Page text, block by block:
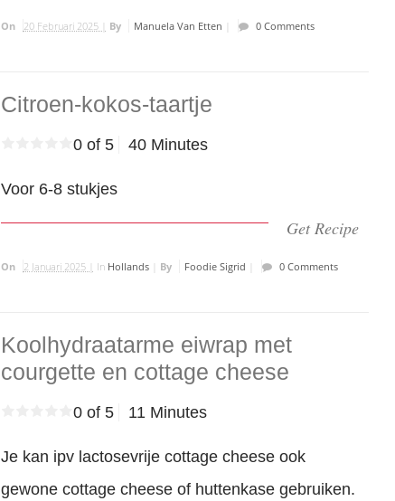
On 20 Februari 2025 | By Manuela Van Etten 0 Comments
Citroen-kokos-taartje
0 of 5 40 Minutes
Voor 6-8 stukjes
Get Recipe
On 2 Januari 2025 | In Hollands| By Foodie Sigrid 0 Comments
Koolhydraatarme eiwrap met
courgette en cottage cheese
0 of 5 11 Minutes
Je kan ipv lactosevrije cottage cheese ook
gewone cottage cheese of huttenkase gebruiken.